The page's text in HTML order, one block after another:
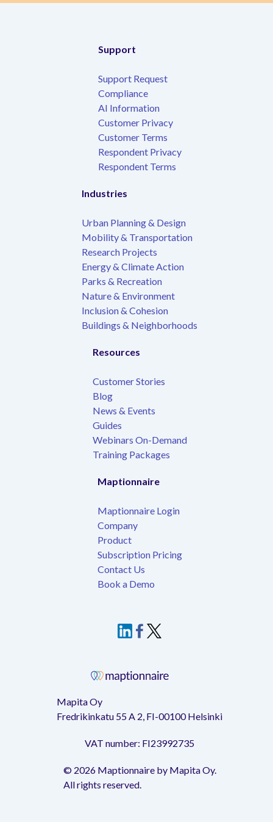
Support
Support Request
Compliance
AI Information
Customer Privacy
Customer Terms
Respondent Privacy
Respondent Terms
Industries
Urban Planning & Design
Mobility & Transportation
Research Projects
Energy & Climate Action
Parks & Recreation
Nature & Environment
Inclusion & Cohesion
Buildings & Neighborhoods
Resources
Customer Stories
Blog
News & Events
Guides
Webinars On-Demand
Training Packages
Maptionnaire
Maptionnaire Login
Company
Product
Subscription Pricing
Contact Us
Book a Demo
Mapita Oy
Fredrikinkatu 55 A 2, FI-00100 Helsinki
VAT number: FI23992735
© 2026Maptionnaire by Mapita Oy.
All rights reserved.